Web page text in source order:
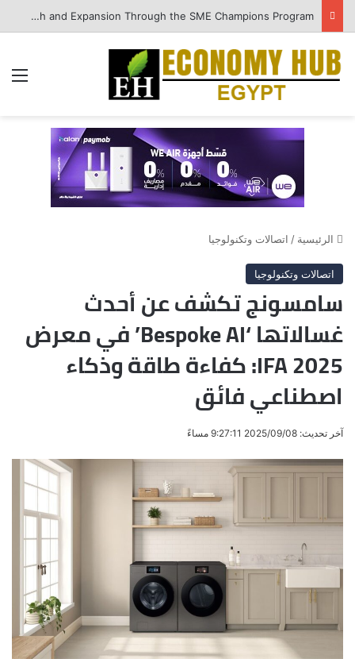
QNB Egypt Enhances SME Readiness for Growth and Expansion Through the SME Champions Program
الرئيسية / اتصالات وتكنولوجيا
اتصالات وتكنولوجيا
سامسونج تكشف عن أحدث
غسالاتها ‘Bespoke AI’ في معرض
IFA 2025: كفاءة طاقة وذكاء
اصطناعي فائق
آخر تحديث: 2025/09/08 9:27:11 مساءً